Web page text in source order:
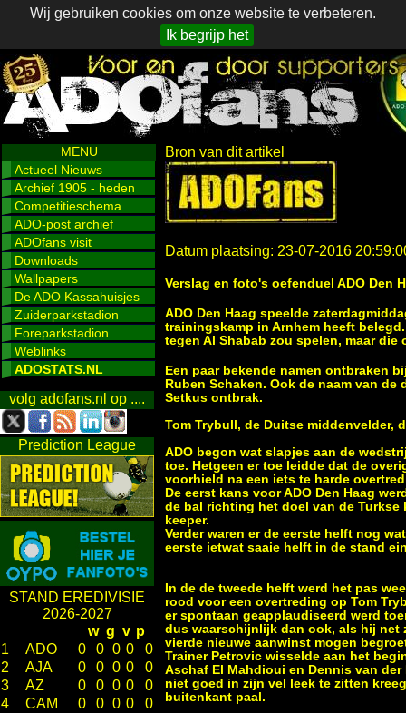
Wij gebruiken cookies om onze website te verbeteren.
Ik begrijp het
MENU
Actueel Nieuws
Archief 1905 - heden
Competitieschema
ADO-post archief
ADOfans visit
Downloads
Wallpapers
De ADO Kassahuisjes
Zuiderparkstadion
Foreparkstadion
Weblinks
ADOSTATS.NL
volg adofans.nl op ....
Prediction League
STAND EREDIVISIE
2026-2027
w g v p
1
ADO 0 0 0 0
0
2
AJA 0 0 0 0
0
3
AZ 0 0 0 0
0
4
CAM 0 0 0 0
0
Bron van dit artikel
Datum plaatsing: 23-07-2016
Verslag en foto's oefenduel ADO Den
ADO Den Haag speelde
trainingskamp in Arnhem heeft
tegen Al Shabab zou spelen, maar
Een paar bekende namen ontbraken
Ruben Schaken. Ook de naam van
Setkus ontbrak.
Tom Trybull, de Duitse middenvelder,
ADO begon wat slapjes aan de
toe. Hetgeen er toe leidde dat de
voorhield na een iets te harde
De eerst kans voor ADO Den Haag
de bal richting het doel van de
keeper.
Verder waren er de eerste helft nog
eerste ietwat saaie helft in de stand
In de de tweede helft werd het pas
rood voor een overtreding op Tom
er spontaan geapplaudiseerd werd
dus waarschijnlijk dan ook, als hij net
vierde nieuwe aanwinst mogen
Trainer Petrovic wisselde aan het
Aschaf El Mahdioui en Dennis van
niet goed in zijn vel leek te zitten
buitenkant paal.